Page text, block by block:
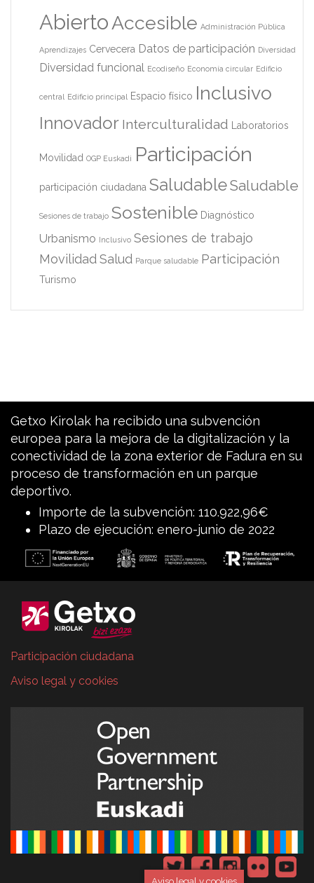
AbiertoAccesible Administración Pública
Aprendizajes Cervecera Datos de participación Diversidad
Diversidad funcional Ecodiseño Economía circular Edificio
central Edificio principal Espacio físico Inclusivo
Innovador Interculturalidad Laboratorios
Movilidad OGP Euskadi Participación
participación ciudadana SaludableSaludable
Sesiones de trabajo Sostenible Diagnóstico
Urbanismo Inclusivo Sesiones de trabajo
Movilidad Salud Parque saludable Participación
Turismo
Getxo Kirolak ha recibido una subvención
europea para la mejora de la digitalización y la
conectividad de la zona exterior de Fadura en su
proceso de transformación en un parque
deportivo.
Importe de la subvención: 110.922,96€
Plazo de ejecución: enero-junio de 2022
Participación ciudadana
Aviso legal y cookies